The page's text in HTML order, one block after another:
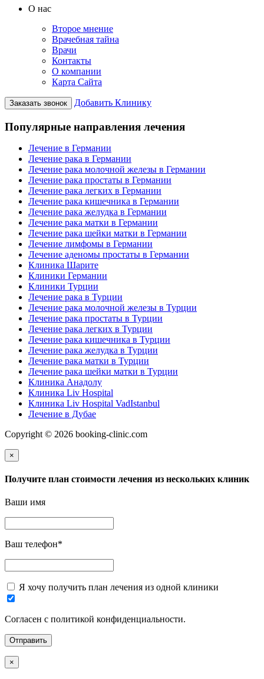
О нас
Второе мнение
Врачебная тайна
Врачи
Контакты
О компании
Карта Сайта
Заказать звонок Добавить Клинику
Популярные направления лечения
Лечение в Германии
Лечение рака в Германии
Лечение рака молочной железы в Германии
Лечение рака простаты в Германии
Лечение рака легких в Германии
Лечение рака кишечника в Германии
Лечение рака желудка в Германии
Лечение рака матки в Германии
Лечение рака шейки матки в Германии
Лечение лимфомы в Германии
Лечение аденомы простаты в Германии
Клиника Шарите
Клиники Германии
Клиники Турции
Лечение рака в Турции
Лечение рака молочной железы в Турции
Лечение рака простаты в Турции
Лечение рака легких в Турции
Лечение рака кишечника в Турции
Лечение рака желудка в Турции
Лечение рака матки в Турции
Лечение рака шейки матки в Турции
Клиника Анадолу
Клиника Liv Hospital
Клиника Liv Hospital VadIstanbul
Лечение в Дубае
Copyright © 2026 booking-clinic.com
×
Получите план стоимости лечения из нескольких клиник
Ваши имя
Ваш телефон*
Я хочу получить план лечения из одной клиники
Согласен с политикой конфиденциальности.
×